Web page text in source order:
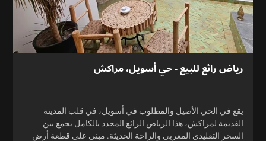
رياض رائع للبيع - حي أسويل، مراكش
يقع في الحي الأصيل والمطلوب في أسويل، في قلب المدينة
القديمة لمراكش، هذا الرياض الرائع المجدد بالكامل يجمع بين
السحر التقليدي المغربي والراحة الحديثة. مبني على قطعة أرض